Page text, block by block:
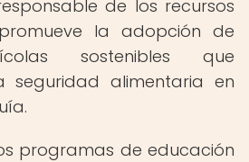
de los recursos
la adopción de
sostenibles que
seguridad alimentaria en
programas de educación